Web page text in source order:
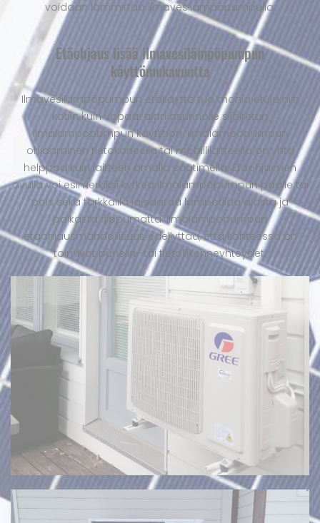
voidaan lämmittää ilmavesilämpöpumpulla.
Etäohjaus lisää ilmavesilämpöpumpun
käyttömukavuutta
Ilmavesilämpöpumpun etäkäyttö tuo monia etuja niin
kotiin kuin vapaa-ajan asunnolle sijoitetun
ilmalämpöpumpun käyttöön. Ilmalämpöpumpun
ohjaaminen tietokoneella tai mobiililaitteella on yhtä
helppoa kuin laitteen omalla säätimellä. Etäohjaimen
avulla voi esimerkiksi kytkeä ilmalämpöpumpun päälle tai
pois sekä tarkkailla ja säätää lämpötilaa ajasta ja
paikasta riippumatta. Ilmalämpöpumpun
etäohjausmahdollisuus edellyttää, että kohteessa on
toimivat puhelin- tai tietoliikenneyhteydet.